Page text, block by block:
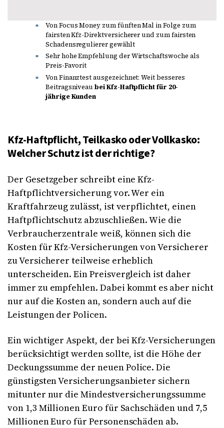
Von Focus Money zum fünften Mal in Folge zum
fairsten Kfz-Direktversicherer und zum fairsten
Schadensregulierer gewählt
Sehr hohe Empfehlung der Wirtschaftswoche als
Preis-Favorit
Von Finanztest ausgezeichnet: Weit besseres
Beitragsniveau bei Kfz-Haftpflicht für 20-
jährige Kunden
Kfz-Haftpflicht, Teilkasko oder Vollkasko:
Welcher Schutz ist der richtige?
Der Gesetzgeber schreibt eine Kfz-
Haftpflichtversicherung vor. Wer ein
Kraftfahrzeug zulässt, ist verpflichtet, einen
Haftpflichtschutz abzuschließen. Wie die
Verbraucherzentrale weiß, können sich die
Kosten für Kfz-Versicherungen von Versicherer
zu Versicherer teilweise erheblich
unterscheiden. Ein Preisvergleich ist daher
immer zu empfehlen. Dabei kommt es aber nicht
nur auf die Kosten an, sondern auch auf die
Leistungen der Policen.
Ein wichtiger Aspekt, der bei Kfz-Versicherungen
berücksichtigt werden sollte, ist die Höhe der
Deckungssumme der neuen Police. Die
günstigsten Versicherungsanbieter sichern
mitunter nur die Mindestversicherungssumme
von 1,3 Millionen Euro für Sachschäden und 7,5
Millionen Euro für Personenschäden ab.